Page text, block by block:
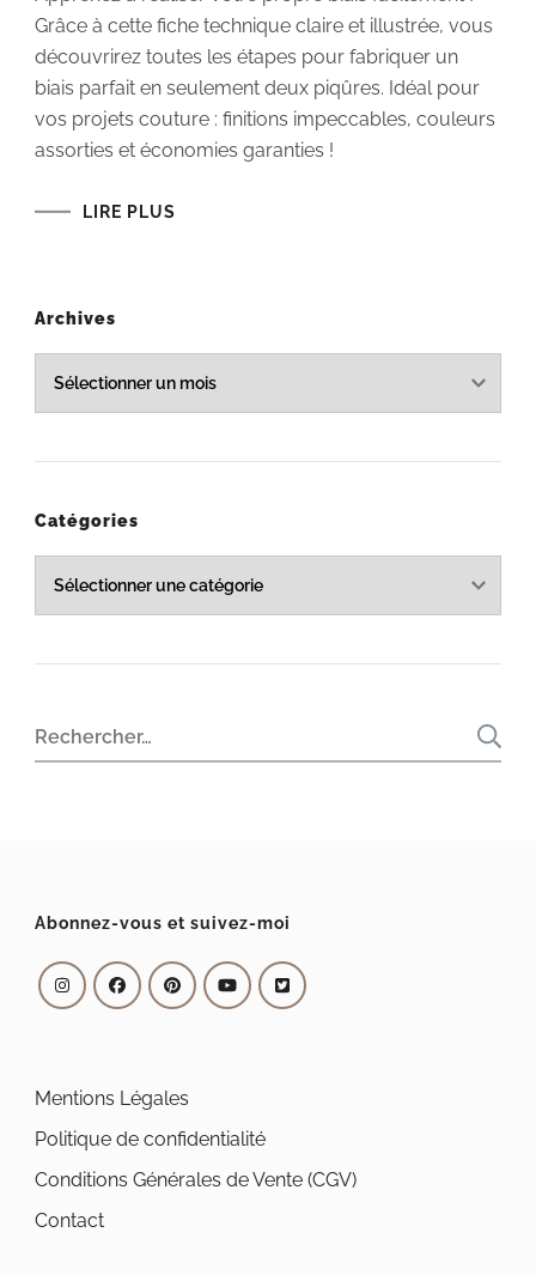
EN
PIQÛRES
:
LA
MÉTHODE
SIMPLE
POUR
Grâce à cette fiche technique claire et illustrée, vous
découvrirez toutes les étapes pour fabriquer un
biais parfait en seulement deux piqûres. Idéal pour
vos projets couture : finitions impeccables, couleurs
assorties et économies garanties !
LIRE PLUS
Archives
Archives
Catégories
Catégories
Rechercher :
Abonnez-vous et suivez-moi
Mentions Légales
Politique de confidentialité
Conditions Générales de Vente (CGV)
Contact